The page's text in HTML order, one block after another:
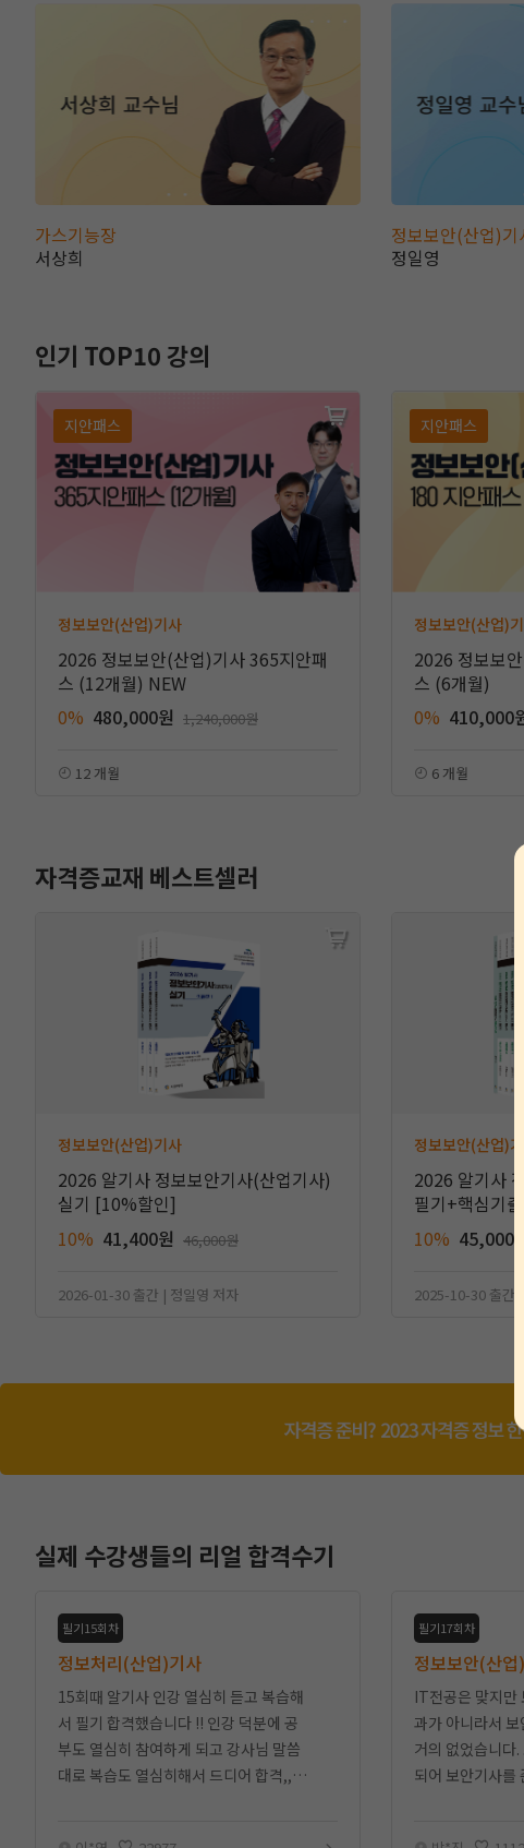
가스기능장
서상희
정보보안(산업)기
정일영
인기 TOP10 강의
지안패스
정보보안(산업)기사
2026 정보보안(산업)기사 365지안패
스 (12개월) NEW
0% 480,000원 1,240,000원
12 개월
지안패스
정보보안(산업)
2026 정보보
스 (6개월)
0% 410,000
6 개월
자격증교재 베스트셀러
정보보안(산업)기사
2026 알기사 정보보안기사(산업기사)
실기 [10%할인]
10% 41,400원 46,000원
2026-01-30 출간 | 정일영 저자
정보보안(산업)기
2026 알기사
필기+핵심기
10% 45,000원
2025-10-30 출간 |
실제 수강생들의 리얼 합격수기
필기15회차
정보처리(산업)기사
15회때 알기사 인강 열심히 듣고 복습해
서 필기 합격했습니다 !! 인강 덕분에 공
부도 열심히 참여하게 되고 강사님 말씀
대로 복습도 열심히해서 드디어 합격,,,!
필기17회차
정보보안(산
IT전공은 맞지만
과가 아니라서
거의 없었습니다
되어 보안기사를